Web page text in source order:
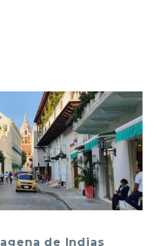
de Indias